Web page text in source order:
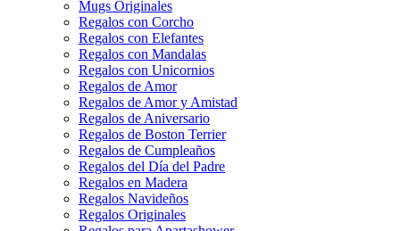
Mugs Originales
Regalos con Corcho
Regalos con Elefantes
Regalos con Mandalas
Regalos con Unicornios
Regalos de Amor
Regalos de Amor y Amistad
Regalos de Aniversario
Regalos de Boston Terrier
Regalos de Cumpleaños
Regalos del Día del Padre
Regalos en Madera
Regalos Navideños
Regalos Originales